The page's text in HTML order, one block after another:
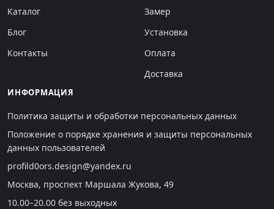
Каталог
Блог
Контакты
Замер
Установка
Оплата
Доставка
ИНФОРМАЦИЯ
Политика защиты и обработки персональных данных
Положение о порядке хранения и защиты персональных
данных пользователей
profild0ors.design@yandex.ru
Москва, проспект Маршала Жукова, 49
10.00–20.00 без выходных